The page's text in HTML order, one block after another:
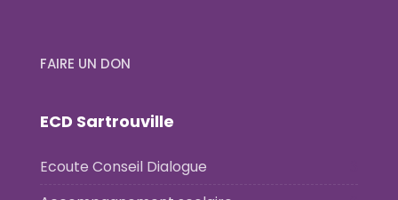
FAIRE UN DON
ECD Sartrouville
Ecoute Conseil Dialogue